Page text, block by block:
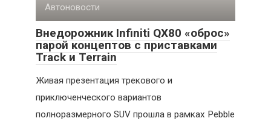
Автоновости
Внедорожник Infiniti QX80 «оброс»
парой концептов с приставками
Track и Terrain
Живая презентация трекового и
приключенческого вариантов
полноразмерного SUV прошла в рамках Pebble